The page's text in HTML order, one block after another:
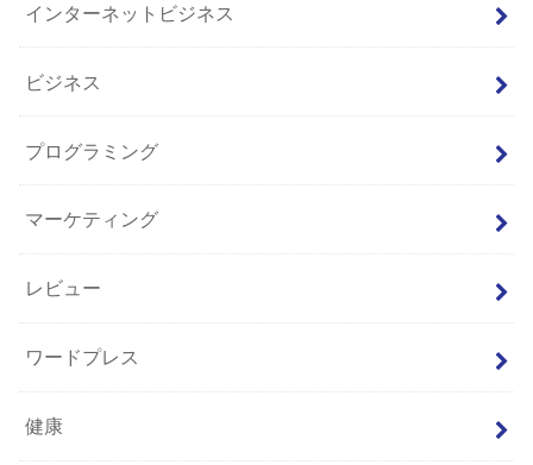
インターネットビジネス
ビジネス
プログラミング
マーケティング
レビュー
ワードプレス
健康